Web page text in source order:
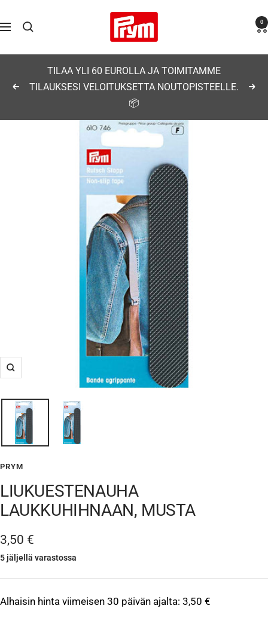
sisältöön
Navigaatio
Prym 0
Edellinen
TILAA YLI 60 EUROLLA JA TOIMITAMME
TILAUKSESI VELOITUKSETTA NOUTOPISTEELLE.
📦
Suurenna
PRYM
LIUKUESTENAUHA
LAUKKUHIHNAAN, MUSTA
Alennushinta
3,50 €
5 jäljellä varastossa
Alhaisin hinta viimeisen 30 päivän ajalta: 3,50 €